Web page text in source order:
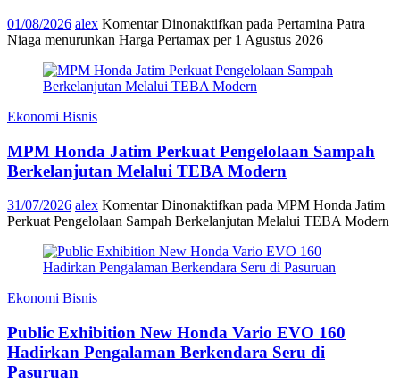
01/08/2026 alex Komentar Dinonaktifkan pada Pertamina Patra
Niaga menurunkan Harga Pertamax per 1 Agustus 2026
Ekonomi Bisnis
MPM Honda Jatim Perkuat Pengelolaan Sampah
Berkelanjutan Melalui TEBA Modern
31/07/2026 alex Komentar Dinonaktifkan pada MPM Honda Jatim
Perkuat Pengelolaan Sampah Berkelanjutan Melalui TEBA Modern
Ekonomi Bisnis
Public Exhibition New Honda Vario EVO 160
Hadirkan Pengalaman Berkendara Seru di
Pasuruan